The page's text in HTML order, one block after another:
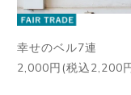
幸せのベル7連
2,000円(税込2,200